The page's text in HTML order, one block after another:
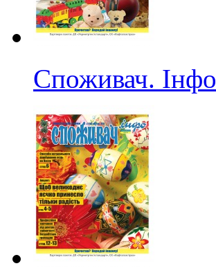
Споживач. Інфо